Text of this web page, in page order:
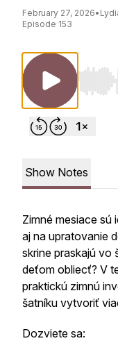
February 27, 2026•
Episode 153
Use
Show Notes
Zimné mesiace sú
aj na upratovanie
skrine praskajú vo
deťom obliecť? V
praktickú zimnú
šatníku vytvoriť
Dozviete sa: